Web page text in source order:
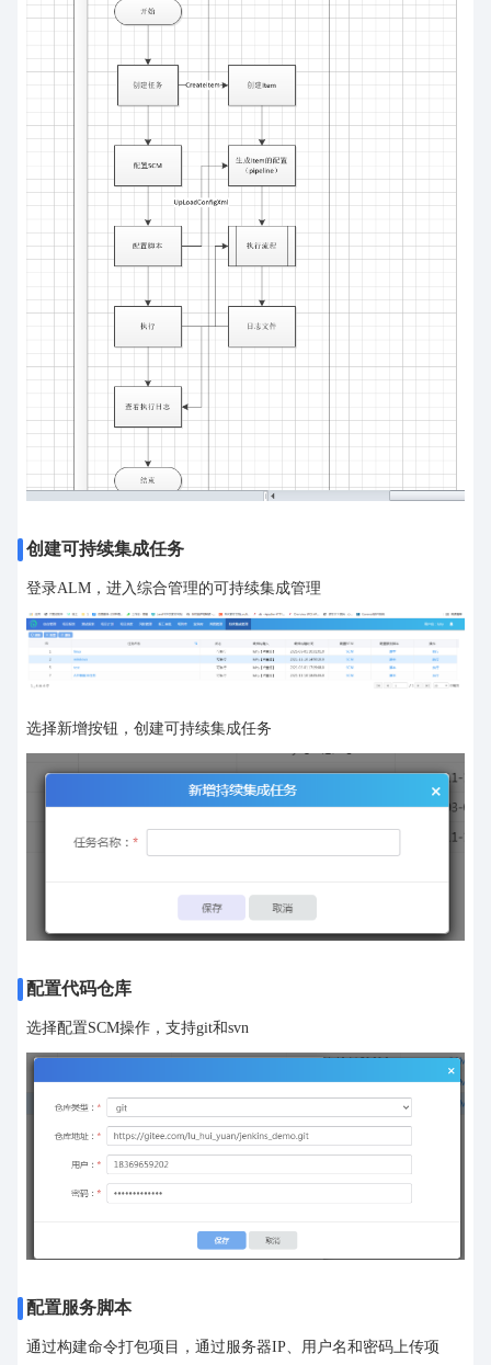
创建可持续集成任务
登录ALM，进入综合管理的可持续集成管理
选择新增按钮，创建可持续集成任务
配置代码仓库
选择配置SCM操作，支持git和svn
配置服务脚本
通过构建命令打包项目，通过服务器IP、用户名和密码上传项